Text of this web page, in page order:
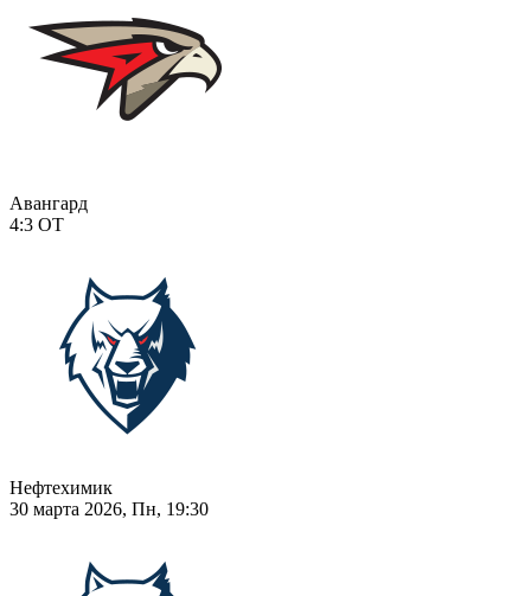
Авангард
4:3 ОТ
Нефтехимик
30 марта 2026, Пн, 19:30